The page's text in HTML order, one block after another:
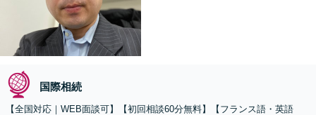
国際相続
【全国対応｜WEB面談可】【初回相談60分無料】【フランス語・英語